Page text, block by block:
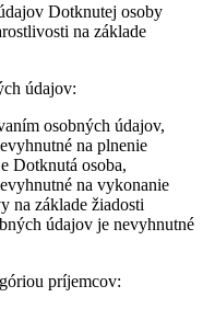
Dotknutej osoby
na základe
údajov:
osobných údajov,
na plnenie
Dotknutá osoba,
na vykonanie
na základe žiadosti
údajov je nevyhnutné
príjemcov: